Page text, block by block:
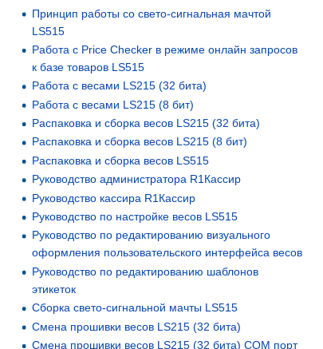
Принцип работы со свето-сигнальная мачтой
LS515
Работа с Price Checker в режиме онлайн запросов
к базе товаров LS515
Работа с весами LS215 (32 бита)
Работа с весами LS215 (8 бит)
Распаковка и сборка весов LS215 (32 бита)
Распаковка и сборка весов LS215 (8 бит)
Распаковка и сборка весов LS515
Руководство администратора R1Кассир
Руководство кассира R1Кассир
Руководство по настройке весов LS515
Руководство по редактированию визуального
оформления пользовательского интерфейса весов
Руководство по редактированию шаблонов
этикеток
Сборка свето-сигнальной мачты LS515
Смена прошивки весов LS215 (32 бита)
Смена прошивки весов LS215 (32 бита) COM порт